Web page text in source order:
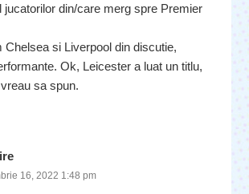
jucatorilor din/care merg spre Premier
Chelsea si Liverpool din discutie,
Ok, Leicester a luat un titlu,
sa spun.
16, 2022 1:48 pm